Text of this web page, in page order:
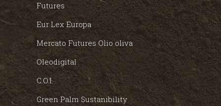
Futures
Eur Lex Europa
Mercato Futures Olio oliva
Oleodigital
C.O.I.
Green Palm Sustanibility